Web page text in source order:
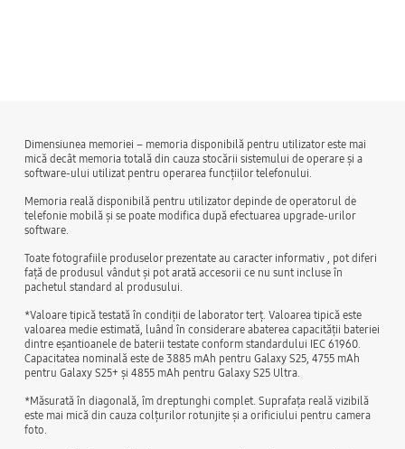
Dimensiunea memoriei – memoria disponibilă pentru utilizator este mai
mică decât memoria totală din cauza stocării sistemului de operare şi a
software-ului utilizat pentru operarea funcţiilor telefonului.
Memoria reală disponibilă pentru utilizator depinde de operatorul de
telefonie mobilă şi se poate modifica după efectuarea upgrade-urilor
software.
Toate fotografiile produselor prezentate au caracter informativ , pot diferi
față de produsul vândut și pot arată accesorii ce nu sunt incluse în
pachetul standard al produsului.
*Valoare tipică testată în condiții de laborator terț. Valoarea tipică este
valoarea medie estimată, luând în considerare abaterea capacității bateriei
dintre eșantioanele de baterii testate conform standardului IEC 61960.
Capacitatea nominală este de 3885 mAh pentru Galaxy S25, 4755 mAh
pentru Galaxy S25+ și 4855 mAh pentru Galaxy S25 Ultra.
*Măsurată în diagonală, îm dreptunghi complet. Suprafața reală vizibilă
este mai mică din cauza colțurilor rotunjite și a orificiului pentru camera
foto.